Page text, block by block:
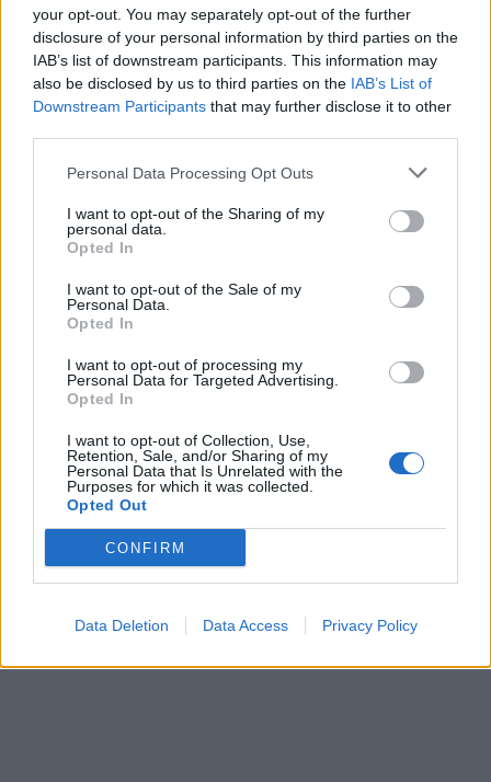
your opt-out. You may separately opt-out of the further
disclosure of your personal information by third parties on the
IAB’s list of downstream participants. This information may
also be disclosed by us to third parties on the IAB’s List of
Downstream Participants that may further disclose it to other
Personal Data Processing Opt Outs
I want to opt-out of the Sharing of my
personal data.
Opted In
I want to opt-out of the Sale of my
Personal Data.
Opted In
I want to opt-out of processing my
Personal Data for Targeted Advertising.
Opted In
I want to opt-out of Collection, Use,
Retention, Sale, and/or Sharing of my
Personal Data that Is Unrelated with the
Purposes for which it was collected.
Opted Out
CONFIRM
Data Deletion Data Access Privacy Policy
ΙΧΘΎΕΣ
Μαθαίνετε πώς να εμπιστεύεστε τον εαυτό σας
και τη μαγεία πίσω από αυτό που νιώθετε – η
ορίζοντες και είναι καλύτερο να την
ακολουθήσετε! Τα πάντα στη ζωή σας θα
μεγεθύνονται και θα καλυφθούν με μια
αστραφτερή αίσθηση ελαφρότητας και ελπίδας.
Είτε έτσι είτε αλλιώς - εμπνέεστε περισσότερο
δίνουν τη δύναμη να φτάσετε σε αυτό που
πραγματικά επιθυμείτε σε αυτή τη ζωή.
ΔΙΑΦΗΜΙΣΗ